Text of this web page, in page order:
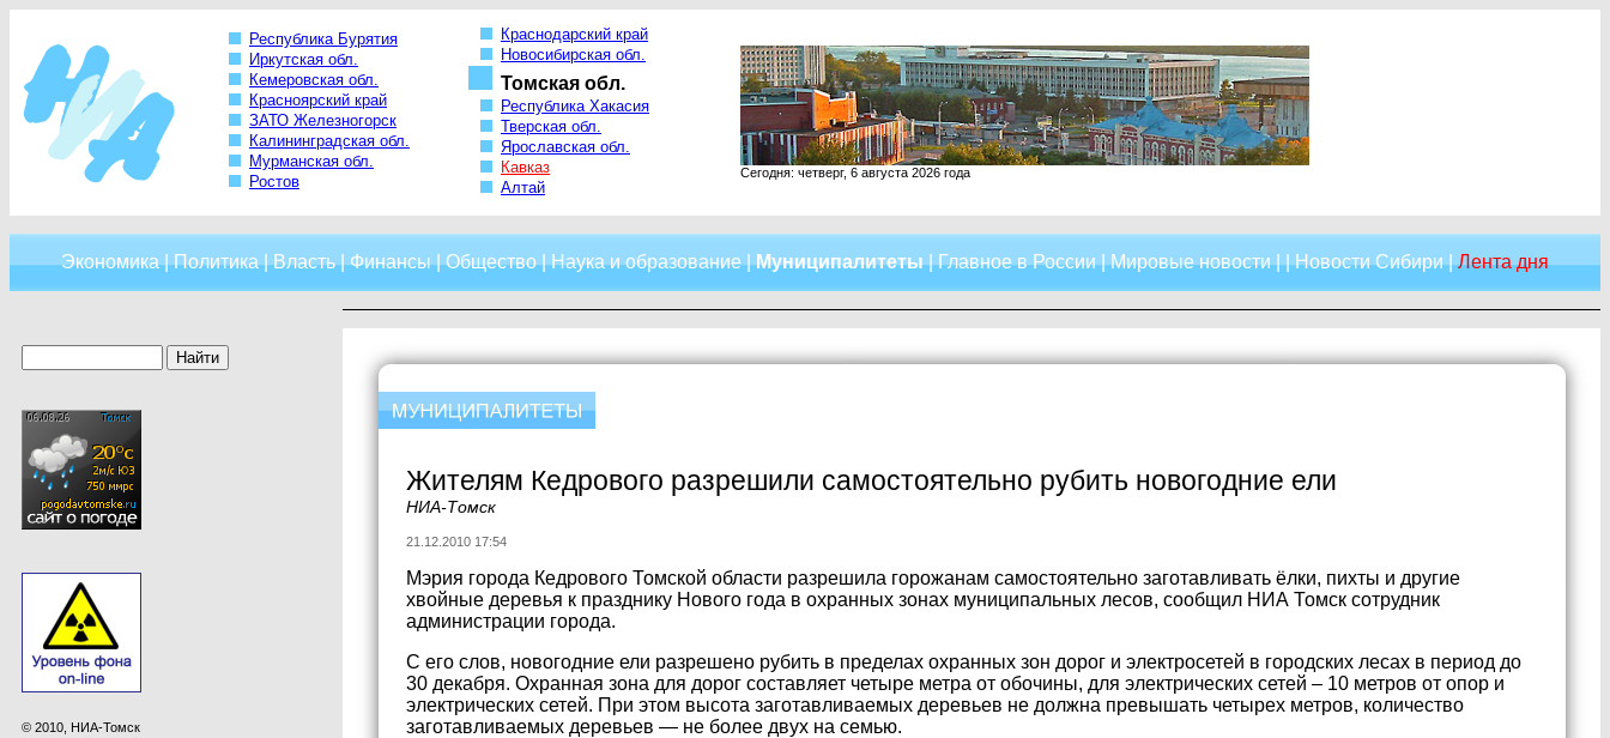
Республика Бурятия
Иркутская обл.
Кемеровская обл.
Красноярский край
ЗАТО Железногорск
Калининградская обл.
Мурманская обл.
Ростов
Краснодарский край
Новосибирская обл.
Томская обл.
Республика Хакасия
Тверская обл.
Ярославская обл.
Кавказ
Алтай
Сегодня: четверг, 6 августа 2026 года
Экономика|Политика|Власть|Финансы|Общество|Наука и образование|Муниципалитеты|Главное в России|Мировые новости| |Новости Сибири|Лента дня
© 2010, НИА-Томск
Жителям Кедрового разрешили самостоятельно рубить новогодние ели
НИА-Томск
21.12.2010 17:54
Мэрия города Кедрового Томской области разрешила горожанам самостоятельно заготавливать ёлки, пихты и другие
хвойные деревья к празднику Нового года в охранных зонах муниципальных лесов, сообщил НИА Томск сотрудник
администрации города.
С его слов, новогодние ели разрешено рубить в пределах охранных зон дорог и электросетей в городских лесах в период до
30 декабря. Охранная зона для дорог составляет четыре метра от обочины, для электрических сетей – 10 метров от опор и
электрических сетей. При этом высота заготавливаемых деревьев не должна превышать четырех метров, количество
заготавливаемых деревьев — не более двух на семью.